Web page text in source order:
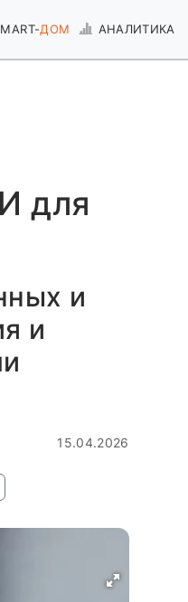
ДОМ АНАЛИТИКА
для
и
и
15.04.2026